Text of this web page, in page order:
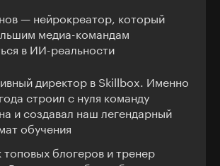
— нейрокреатор, который
медиа-командам
в ИИ-реальности
директор в Skillbox. Именно
строил с нуля команду
и создавал наш легендарный
обучения
топовых блогеров и тренер